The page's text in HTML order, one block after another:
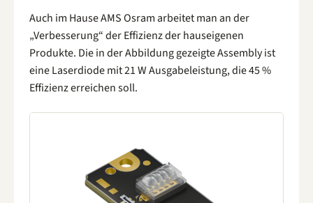
Auch im Hause AMS Osram arbeitet man an der
„Verbesserung“ der Effizienz der hauseigenen
Produkte. Die in der Abbildung gezeigte Assembly ist
eine Laserdiode mit 21 W Ausgabeleistung, die 45 %
Effizienz erreichen soll.